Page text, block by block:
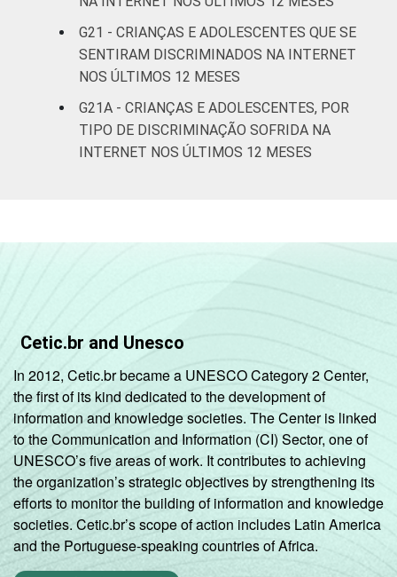
G21 - CRIANÇAS E ADOLESCENTES QUE SE
SENTIRAM DISCRIMINADOS NA INTERNET
NOS ÚLTIMOS 12 MESES
G21A - CRIANÇAS E ADOLESCENTES, POR
TIPO DE DISCRIMINAÇÃO SOFRIDA NA
INTERNET NOS ÚLTIMOS 12 MESES
Cetic.br and Unesco
In 2012, Cetic.br became a UNESCO Category 2 Center,
the first of its kind dedicated to the development of
information and knowledge societies. The Center is linked
to the Communication and Information (CI) Sector, one of
UNESCO’s five areas of work. It contributes to achieving
the organization’s strategic objectives by strengthening its
efforts to monitor the building of information and knowledge
societies. Cetic.br’s scope of action includes Latin America
and the Portuguese-speaking countries of Africa.